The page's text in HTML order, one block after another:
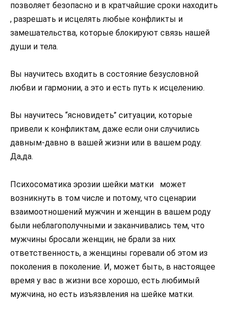
позволяет безопасно и в кратчайшие сроки находить
, разрешать и исцелять любые конфликты и
замешательства, которые блокируют связь нашей
души и тела.
Вы научитесь входить в состояние безусловной
любви и гармонии, а это и есть путь к исцелению.
Вы научитесь “ясновидеть” ситуации, которые
привели к конфликтам, даже если они случились
давным-давно в вашей жизни или в вашем роду.
Да,да.
Психосоматика эрозии шейки матки может
возникнуть в том числе и потому, что сценарии
взаимоотношений мужчин и женщин в вашем роду
были неблагополучными и заканчивались тем, что
мужчины бросали женщин, не брали за них
ответственность, а женщины горевали об этом из
поколения в поколение. И, может быть, в настоящее
время у вас в жизни все хорошо, есть любимый
мужчина, но есть изъязвления на шейке матки.